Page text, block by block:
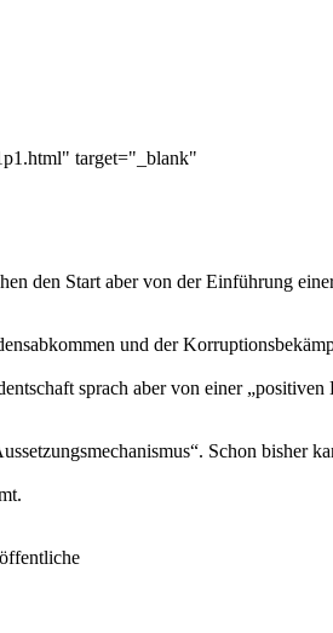
target="_blank"
den Start aber von der Einführung
und der
sprach aber von einer „positiven
Schon bisher